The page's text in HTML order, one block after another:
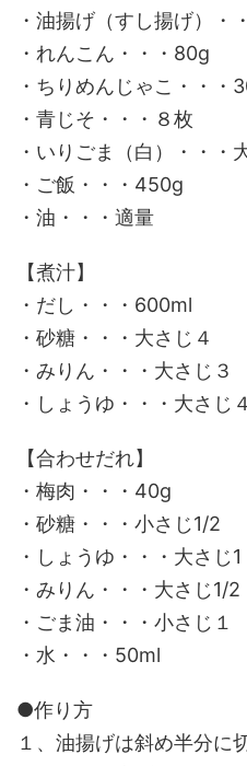
・油揚げ（すし揚げ）・
・れんこん・・・80g
・ちりめんじゃこ・・・
・青じそ・・・８枚
・いりごま（白）・・・
・ご飯・・・450g
・油・・・適量
【煮汁】
・だし・・・600ml
・砂糖・・・大さじ４
・みりん・・・大さじ３
・しょうゆ・・・大さじ４
【合わせだれ】
・梅肉・・・40g
・砂糖・・・小さじ1/2
・しょうゆ・・・大さじ
・みりん・・・大さじ1/2
・ごま油・・・小さじ１
・水・・・50ml
●作り方
１、油揚げは斜め半分に